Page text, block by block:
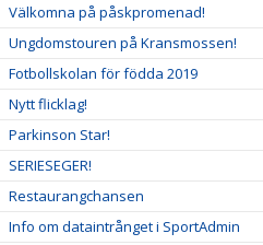
Välkomna på påskpromenad!
Ungdomstouren på Kransmossen!
Fotbollskolan för födda 2019
Nytt flicklag!
Parkinson Star!
SERIESEGER!
Restaurangchansen
Info om dataintrånget i SportAdmin